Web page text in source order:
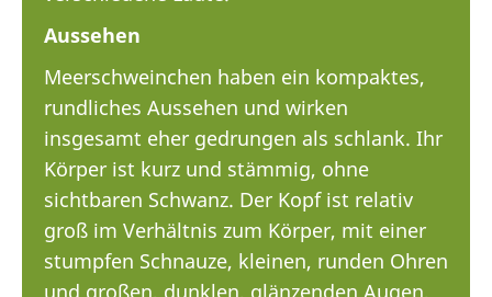
Aussehen
Meerschweinchen haben ein kompaktes,
rundliches Aussehen und wirken
insgesamt eher gedrungen als schlank. Ihr
Körper ist kurz und stämmig, ohne
sichtbaren Schwanz. Der Kopf ist relativ
groß im Verhältnis zum Körper, mit einer
stumpfen Schnauze, kleinen, runden Ohren
und großen, dunklen, glänzenden Augen,